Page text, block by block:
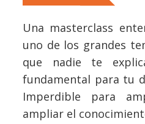
Una masterclass
uno de los grandes
que nadie te
fundamental para tu
Imperdible para
ampliar el